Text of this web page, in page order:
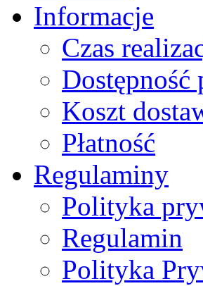
Informacje
Czas
Koszt
Płatność
Regulaminy
Polityka
Regulamin
Polityka